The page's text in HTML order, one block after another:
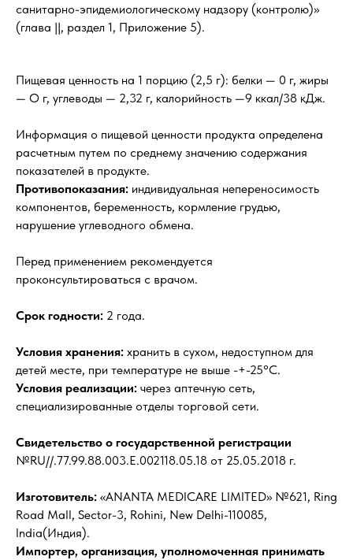
санитарно-эпидемиологическому надзору (контролю)»
(глава ||, раздел 1, Приложение 5).
Пищевая ценность на 1 порцию (2,5 г): белки — 0 г, жиры
— О г, углеводы — 2,32 г, калорийность —9 ккал/38 кДж.
Информация о пищевой ценности продукта определена
расчетным путем по среднему значению содержания
показателей в продукте.
Противопоказания: индивидуальная непереносимость
компонентов, беременность, кормление грудью,
нарушение углеводного обмена.
Перед применением рекомендуется
проконсультироваться с врачом.
Срок годности: 2 года.
Условия хранения: хранить в сухом, недоступном для
детей месте, при температуре не выше -+-25°С.
Условия реализации: через аптечную сеть,
специализированные отделы торговой сети.
Свидетельство о государственной регистрации
№RU//.77.99.88.003.Е.002118.05.18 от 25.05.2018 г.
Изготовитель: «ANANTA MEDICARE LIMITED» №621, Ring
Road Mall, Sector-3, Rohini, New Delhi-110085,
India(Индия).
Импортер, организация, уполномоченная принимать